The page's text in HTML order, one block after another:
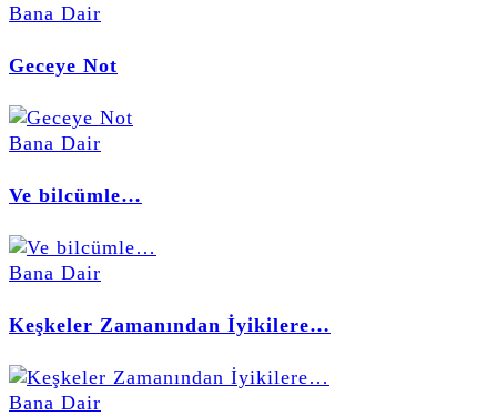
Bana Dair
Geceye Not
Bana Dair
Ve bilcümle…
Bana Dair
Keşkeler Zamanından İyikilere…
Bana Dair